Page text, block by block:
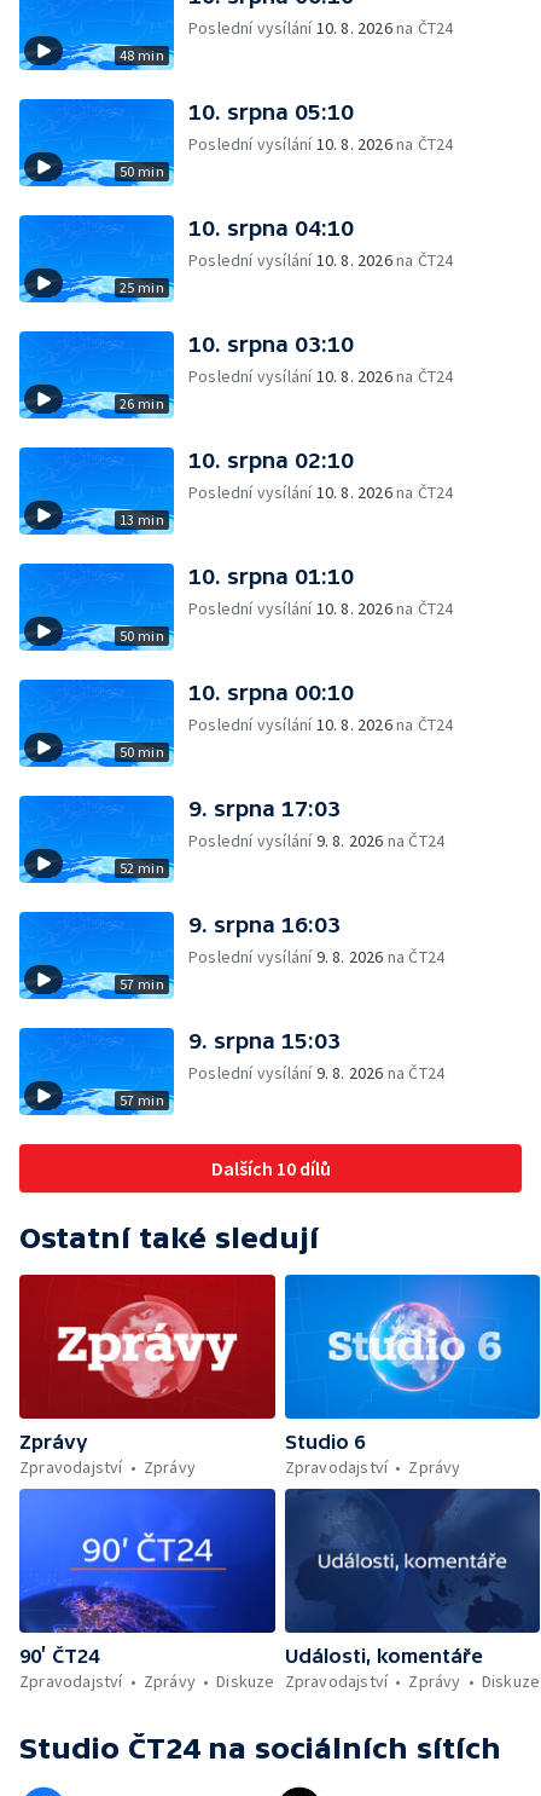
48 min
Poslední vysílání10. 8. 2026na ČT24
50 min
10. srpna 05:10
Poslední vysílání10. 8. 2026na ČT24
25 min
10. srpna 04:10
Poslední vysílání10. 8. 2026na ČT24
26 min
10. srpna 03:10
Poslední vysílání10. 8. 2026na ČT24
13 min
10. srpna 02:10
Poslední vysílání10. 8. 2026na ČT24
50 min
10. srpna 01:10
Poslední vysílání10. 8. 2026na ČT24
50 min
10. srpna 00:10
Poslední vysílání10. 8. 2026na ČT24
52 min
9. srpna 17:03
Poslední vysílání9. 8. 2026 na ČT24
57 min
9. srpna 16:03
Poslední vysílání9. 8. 2026 na ČT24
57 min
9. srpna 15:03
Poslední vysílání9. 8. 2026 na ČT24
Dalších 10 dílů
Ostatní také sledují
Zprávy
Zpravodajství
Zprávy
Studio 6
Zpravodajství
Zprávy
90’ ČT24
Zpravodajství
Zprávy Diskuze
Události, komentáře
Zpravodajství
Zprávy Diskuze
Studio ČT24 na sociálních sítích